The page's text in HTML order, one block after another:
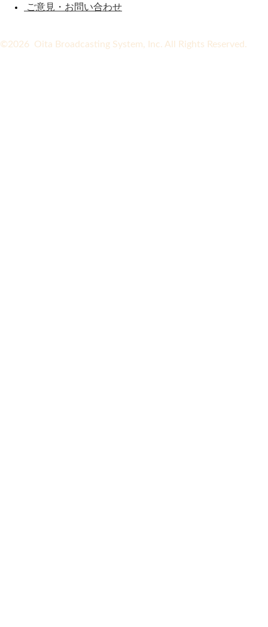
ご意見・お問い合わせ
©2026 Oita Broadcasting System, Inc. All Rights Reserved.